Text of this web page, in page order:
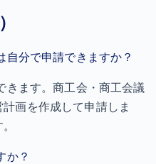
自分で申請できますか？
きます。商工会・商工会議
画を作成して申請しま
か？